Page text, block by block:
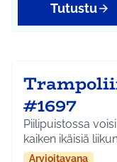
Tutustu
#1697
Piilipuistossa
Arvioitavana